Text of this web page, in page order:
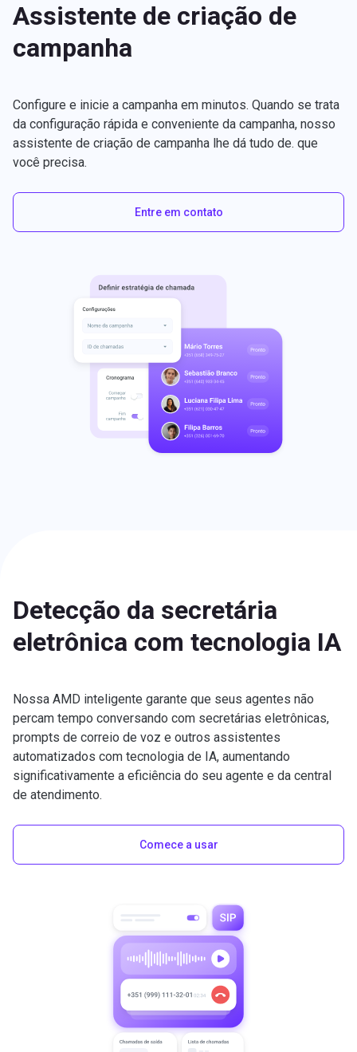
Assistente de criação de
campanha
Configure e inicie a campanha em minutos. Quando se trata
da configuração rápida e conveniente da campanha, nosso
assistente de criação de campanha lhe dá tudo de. que
você precisa.
Entre em contato
Detecção da secretária
eletrônica com tecnologia IA
Nossa AMD inteligente garante que seus agentes não
percam tempo conversando com secretárias eletrônicas,
prompts de correio de voz e outros assistentes
automatizados com tecnologia de IA, aumentando
significativamente a eficiência do seu agente e da central
de atendimento.
Comece a usar